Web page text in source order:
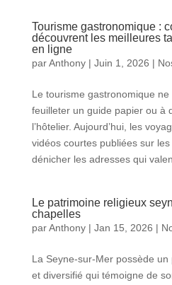
Tourisme gastronomique :
découvrent les meilleures
en ligne
parAnthony| Juin 1, 2026 |
Le tourisme gastronomique
feuilleter un guide papier ou à
l’hôtelier. Aujourd’hui, les
vidéos courtes publiées sur
dénicher les adresses qui
Le patrimoine religieux
chapelles
parAnthony| Jan 15, 2026 |
La Seyne-sur-Mer possède
et diversifié qui témoigne de